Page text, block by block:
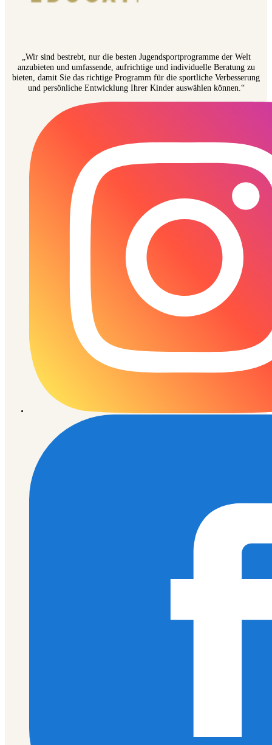
„Wir sind bestrebt, nur die besten Jugendsportprogramme der Welt
anzubieten und umfassende, aufrichtige und individuelle Beratung zu
bieten, damit Sie das richtige Programm für die sportliche Verbesserung
und persönliche Entwicklung Ihrer Kinder auswählen können.“